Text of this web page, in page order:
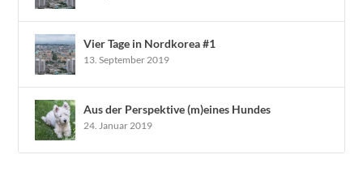
Vier Tage in Nordkorea #1
13. September 2019
Aus der Perspektive (m)eines Hundes
24. Januar 2019